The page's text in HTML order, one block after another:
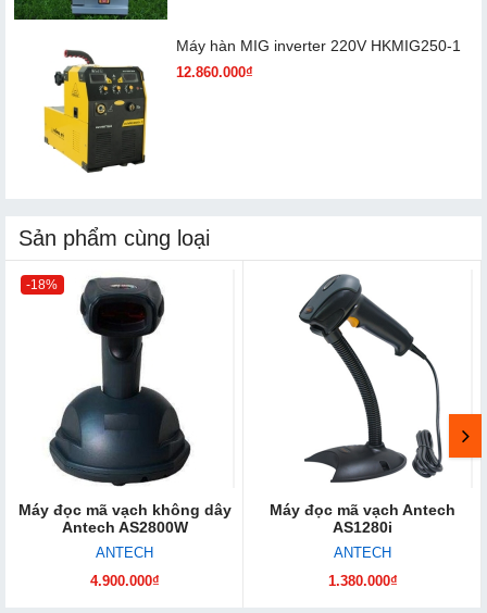
Máy hàn MIG inverter 220V HKMIG250-1
12.860.000₫
Sản phẩm cùng loại
-18%
Máy đọc mã vạch không dây
Antech AS2800W
ANTECH
4.900.000₫
Máy đọc mã vạch Antech
AS1280i
ANTECH
1.380.000₫